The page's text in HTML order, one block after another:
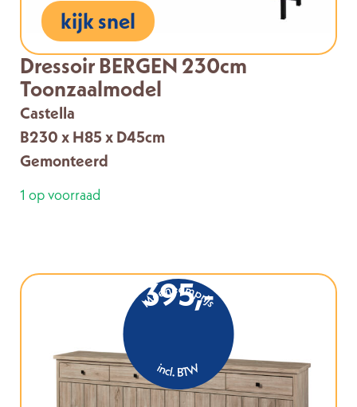
kijk snel
Dressoir BERGEN 230cm
Toonzaalmodel
Castella
B230 x H85 x D45cm
Gemonteerd
1 op voorraad
395,-